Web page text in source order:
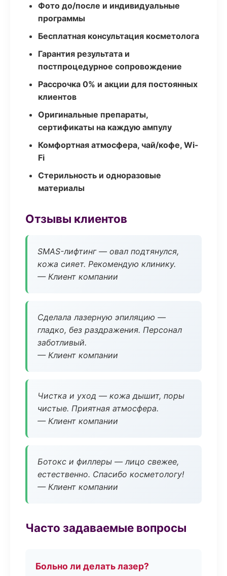
Фото до/после и индивидуальные
программы
Бесплатная консультация косметолога
Гарантия результата и
постпроцедурное сопровождение
Рассрочка 0% и акции для постоянных
клиентов
Оригинальные препараты,
сертификаты на каждую ампулу
Комфортная атмосфера, чай/кофе, Wi-
Fi
Стерильность и одноразовые
материалы
Отзывы клиентов
SMAS-лифтинг — овал подтянулся,
кожа сияет. Рекомендую клинику.
— Клиент компании
Сделала лазерную эпиляцию —
гладко, без раздражения. Персонал
заботливый.
— Клиент компании
Чистка и уход — кожа дышит, поры
чистые. Приятная атмосфера.
— Клиент компании
Ботокс и филлеры — лицо свежее,
естественно. Спасибо косметологу!
— Клиент компании
Часто задаваемые вопросы
Больно ли делать лазер?